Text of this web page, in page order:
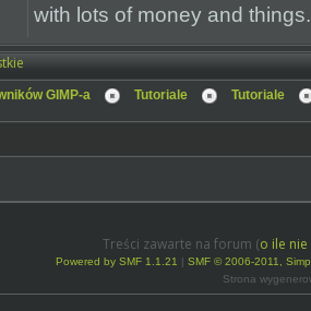
with lots of money and
GIMP-a Tutoriale Tutoriale
Treści zawarte na forum (o ile
Powered by SMF 1.1.21 | SMF © 2006-2011,
Strona